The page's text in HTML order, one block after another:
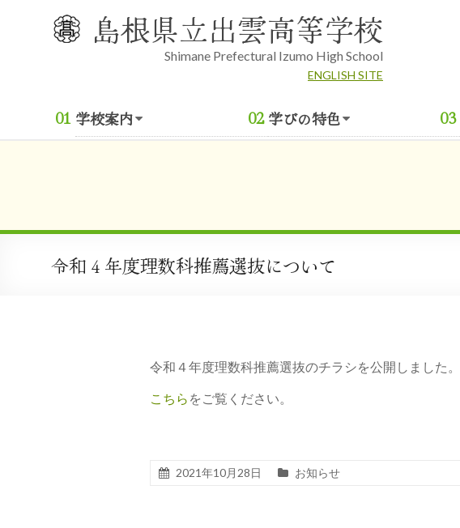
島根県立出雲高等学校
Shimane Prefectural Izumo High School
ENGLISH SITE
学校案内 学びの特色
令和４年度理数科推薦選抜について
令和４年度理数科推薦選抜のチラシを公開しました。
こちら をご覧ください。
2021年10月28日 お知らせ